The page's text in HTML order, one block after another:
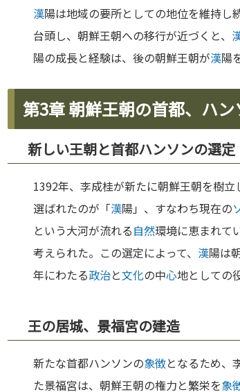
漢陽は地域の要所としての地位を維持し
台頭し、朝鮮王朝への移行が近づくと、
陽の成長と経験は、後の朝鮮王朝が漢陽
第3章 朝鮮王朝の首都、ハ
新しい王朝と首都ハンソンの選定
1392年、李成桂が新たに朝鮮王朝を樹立
選ばれたのが「漢陽」、すなわち現在の
という大河が流れる自然環境に恵まれて
考えられた。この選定によって、 漢陽は
年にわたる政治と文化の中心地としての
王の居城、景福宮の建造
新たな首都ハンソンの象徴となるため、
た景福宮は、朝鮮王朝の権力と繁栄を象